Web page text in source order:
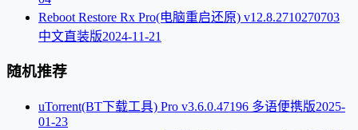
Reboot Restore Rx Pro(电脑重启还原) v12.8.2710270703
中文直装版2024-11-21
随机推荐
uTorrent(BT下载工具) Pro v3.6.0.47196 多语便携版2025-
01-23